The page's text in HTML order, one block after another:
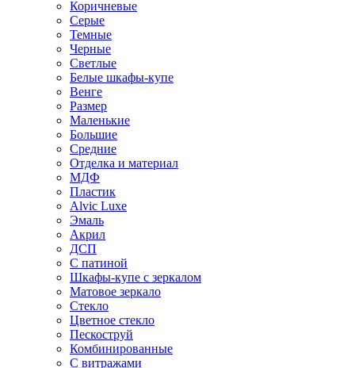
Коричневые
Серые
Темные
Черные
Светлые
Белые шкафы-купе
Венге
Размер
Маленькие
Большие
Средние
Отделка и материал
МДФ
Пластик
Alvic Luxe
Эмаль
Акрил
ДСП
С патиной
Шкафы-купе с зеркалом
Матовое зеркало
Стекло
Цветное стекло
Пескоструй
Комбинированные
С витражами